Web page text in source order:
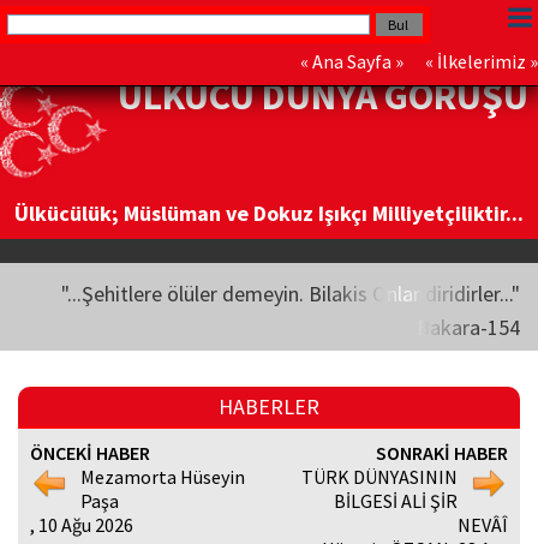
« Ana Sayfa » « İlkelerimiz »
ÜLKÜCÜ DÜNYA GÖRÜŞÜ
Ülkücülük; Müslüman ve Dokuz Işıkçı Milliyetçiliktir...
"...Şehitlere ölüler demeyin. Bilakis Onlar diridirler..."
Bakara-154
HABERLER
ÖNCEKİ HABER
Mezamorta Hüseyin
Paşa
, 10 Ağu 2026
SONRAKİ HABER
TÜRK DÜNYASININ
BİLGESİ ALİ ŞİR
NEVÂÎ